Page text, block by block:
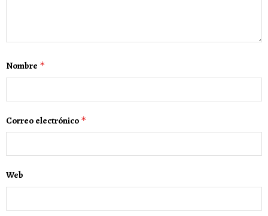
Nombre *
Correo electrónico *
Web